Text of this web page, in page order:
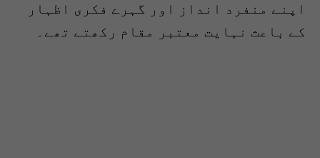
اپنے منفرد انداز اور گہرے فکری اظہار
کے باعث نہایت معتبر مقام رکھتے تھے۔